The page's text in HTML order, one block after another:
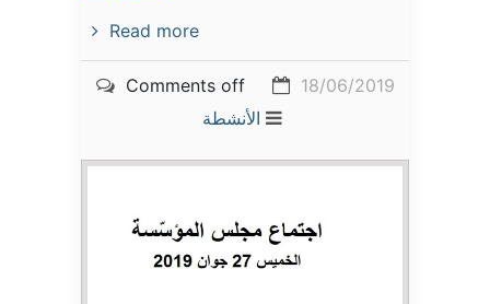
Read more
18/06/2019
Comments off
الأنشطة